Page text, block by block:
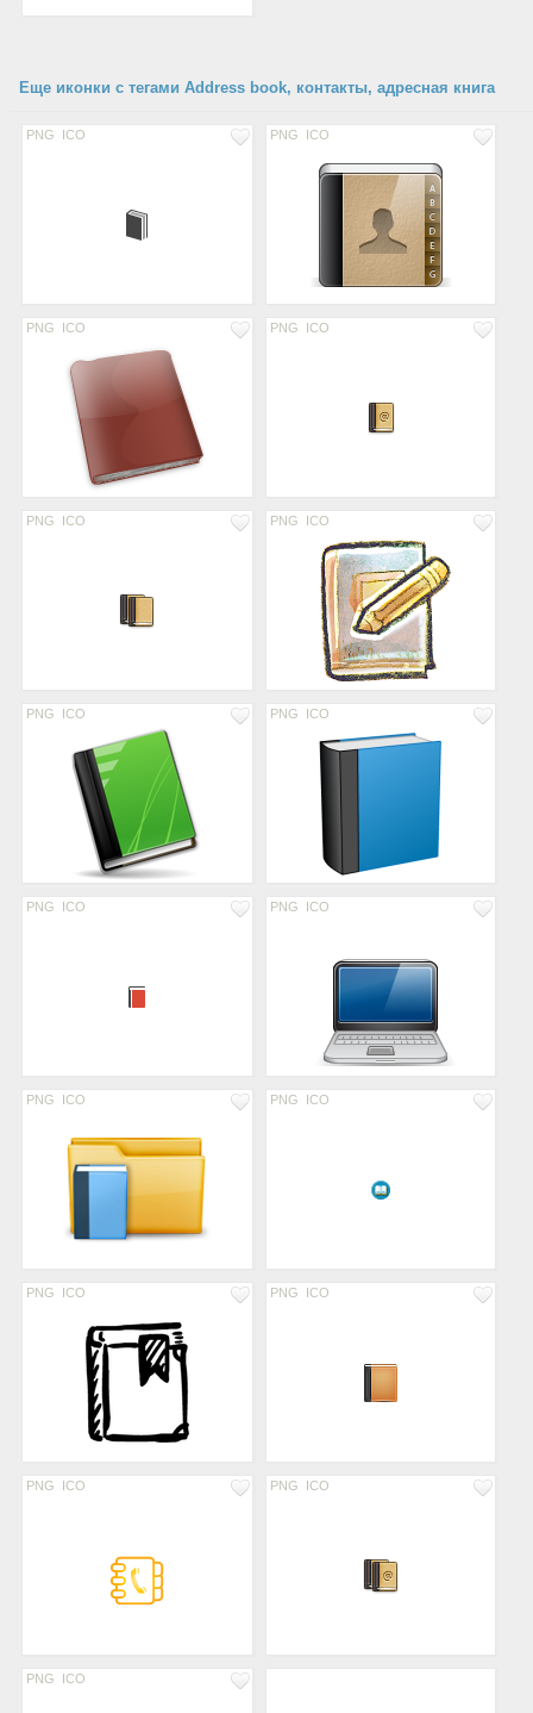
Еще иконки с тегами Address book, контакты, адресная книга
PNG ICO PNG ICO
PNG ICO PNG ICO
PNG ICO PNG ICO
PNG ICO PNG ICO
PNG ICO PNG ICO
PNG ICO PNG ICO
PNG ICO PNG ICO
PNG ICO PNG ICO
PNG ICO